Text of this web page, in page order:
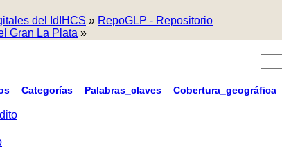
del IdIHCS » RepoGLP - Repositorio
Gran La Plata »
Categorías Palabras_claves Cobertura_geográfica